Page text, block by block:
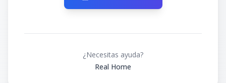
¿Necesitas ayuda?
Real Home